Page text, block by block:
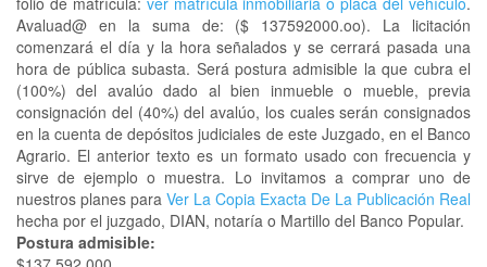
Avaluad@ en la suma de: ($ 137592000.oo). La licitación
comenzará el día y la hora señalados y se cerrará pasada una
hora de pública subasta. Será postura admisible la que cubra el
(100%) del avalúo dado al bien inmueble o mueble, previa
consignación del (40%) del avalúo, los cuales serán consignados
en la cuenta de depósitos judiciales de este Juzgado, en el Banco
Agrario. El anterior texto es un formato usado con frecuencia y
sirve de ejemplo o muestra. Lo invitamos a comprar uno de
nuestros planes para Ver La Copia Exacta De La Publicación Real
hecha por el juzgado, DIAN, notaría o Martillo del Banco Popular.
Postura admisible: